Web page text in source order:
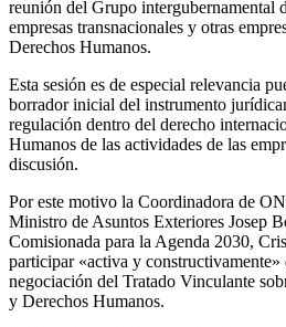
reunión del Grupo intergubernamental
empresas transnacionales y otras
Derechos Humanos.
Esta sesión es de especial relevancia
borrador inicial del instrumento
regulación dentro del derecho
Humanos de las actividades de las
discusión.
Por este motivo la Coordinadora de
Ministro de Asuntos Exteriores Josep
Comisionada para la Agenda 2030,
participar «activa y
negociación del Tratado Vinculante
y Derechos Humanos.